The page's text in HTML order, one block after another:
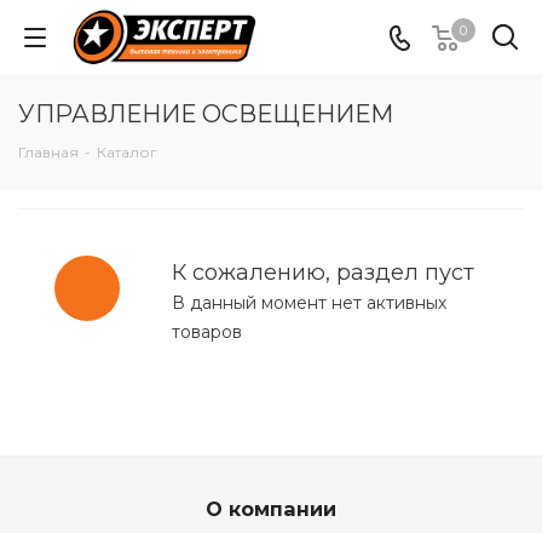
0
УПРАВЛЕНИЕ ОСВЕЩЕНИЕМ
Главная - Каталог
К сожалению, раздел пуст
В данный момент нет активных
товаров
О компании